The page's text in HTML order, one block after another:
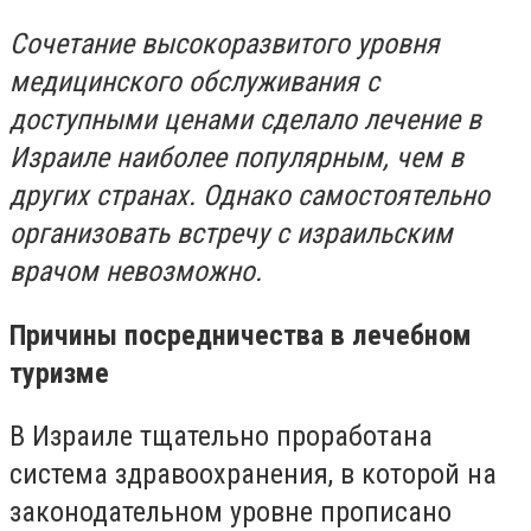
Сочетание высокоразвитого уровня
медицинского обслуживания с
доступными ценами сделало лечение в
Израиле наиболее популярным, чем в
других странах. Однако самостоятельно
организовать встречу с израильским
врачом невозможно.
Причины посредничества в лечебном
туризме
В Израиле тщательно проработана
система здравоохранения, в которой на
законодательном уровне прописано